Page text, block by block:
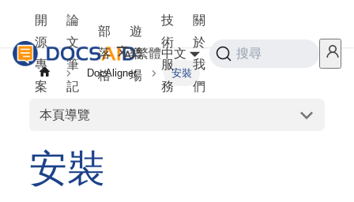
開
源
專
案
論
文
筆
記
部
落
格
遊
樂
場
技
術
服
務
關
於
我
們
繁體中文 搜尋
DocAligner 安裝
本頁導覽
安裝